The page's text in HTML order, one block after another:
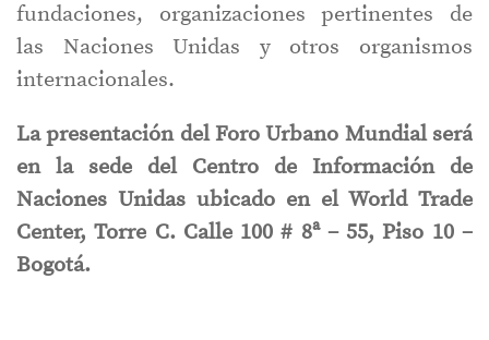
fundaciones, organizaciones pertinentes de
las Naciones Unidas y otros organismos
internacionales.
La presentación del Foro Urbano Mundial será
en la sede del Centro de Información de
Naciones Unidas ubicado en el World Trade
Center, Torre C. Calle 100 # 8ª – 55, Piso 10 –
Bogotá.